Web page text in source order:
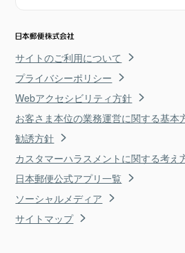
サイトのご利用について
プライバシーポリシー
Webアクセシビリティ方針
お客さま本位の業務運営に関する基本
勧誘方針
カスタマーハラスメントに関する考え
日本郵便公式アプリ一覧
ソーシャルメディア
サイトマップ